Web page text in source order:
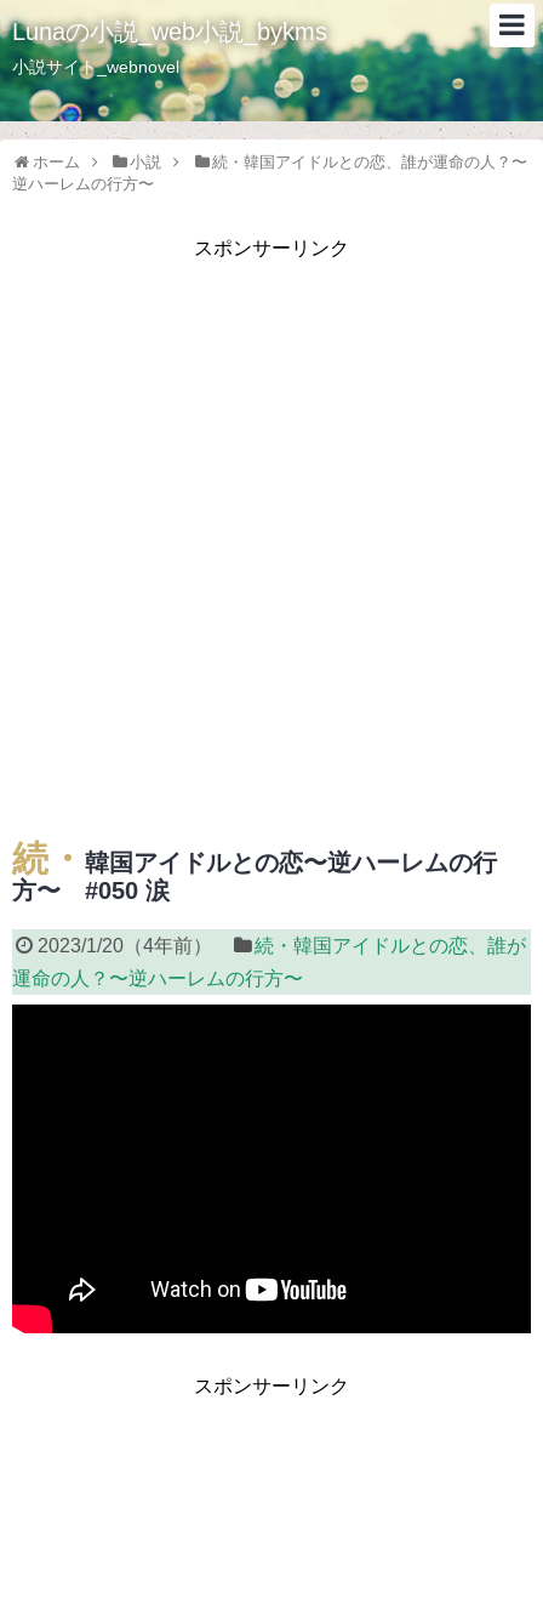
Lunaの小説_web小説_bykms
小説サイト_webnovel
ホーム 小説
続・韓国アイドルとの恋、誰が運命の人？〜
逆ハーレムの行方〜
スポンサーリンク
続・ 韓国アイドルとの恋〜逆ハーレムの行
方〜 #050 涙
2023/1/20（4年前）
続・韓国アイドルとの恋、誰が
運命の人？〜逆ハーレムの行方〜
スポンサーリンク